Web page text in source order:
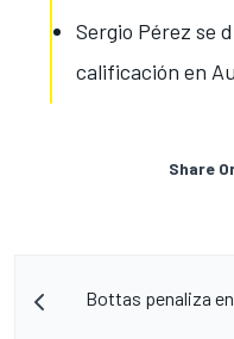
Sergio Pérez se
calificación en
Share
Bottas penaliza